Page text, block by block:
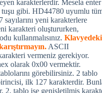
karakterlerdir. Mesela enter
tuşu gibi. HD44780 uyumlu
yeni karakterlere
karakteri oluştururken,
kullanmalısınız. Klavyedeki
ASCII
vermeniz gerekiyor.
olarak 0x00 vermektir.
görebilirsiniz. 2 tablo
ilk 127 karakterdir.
2. tablo ise genişletilmiş